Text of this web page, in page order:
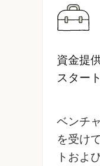
資金提
スター
ベンチ
を受け
トおよ